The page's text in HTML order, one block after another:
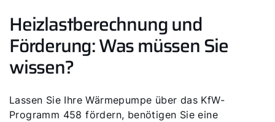
Heizlastberechnung und
Förderung: Was müssen Sie
wissen?
Lassen Sie Ihre Wärmepumpe über das KfW-
Programm 458 fördern, benötigen Sie eine
Service kontaktieren
Produktberatung
Fachhandwerker finden